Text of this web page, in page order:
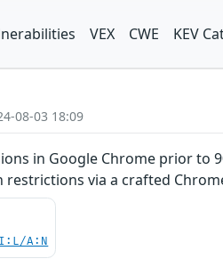
VEX CWE KEV
08-03 18:09
in Google Chrome prior to
via a crafted
I:L/A:N